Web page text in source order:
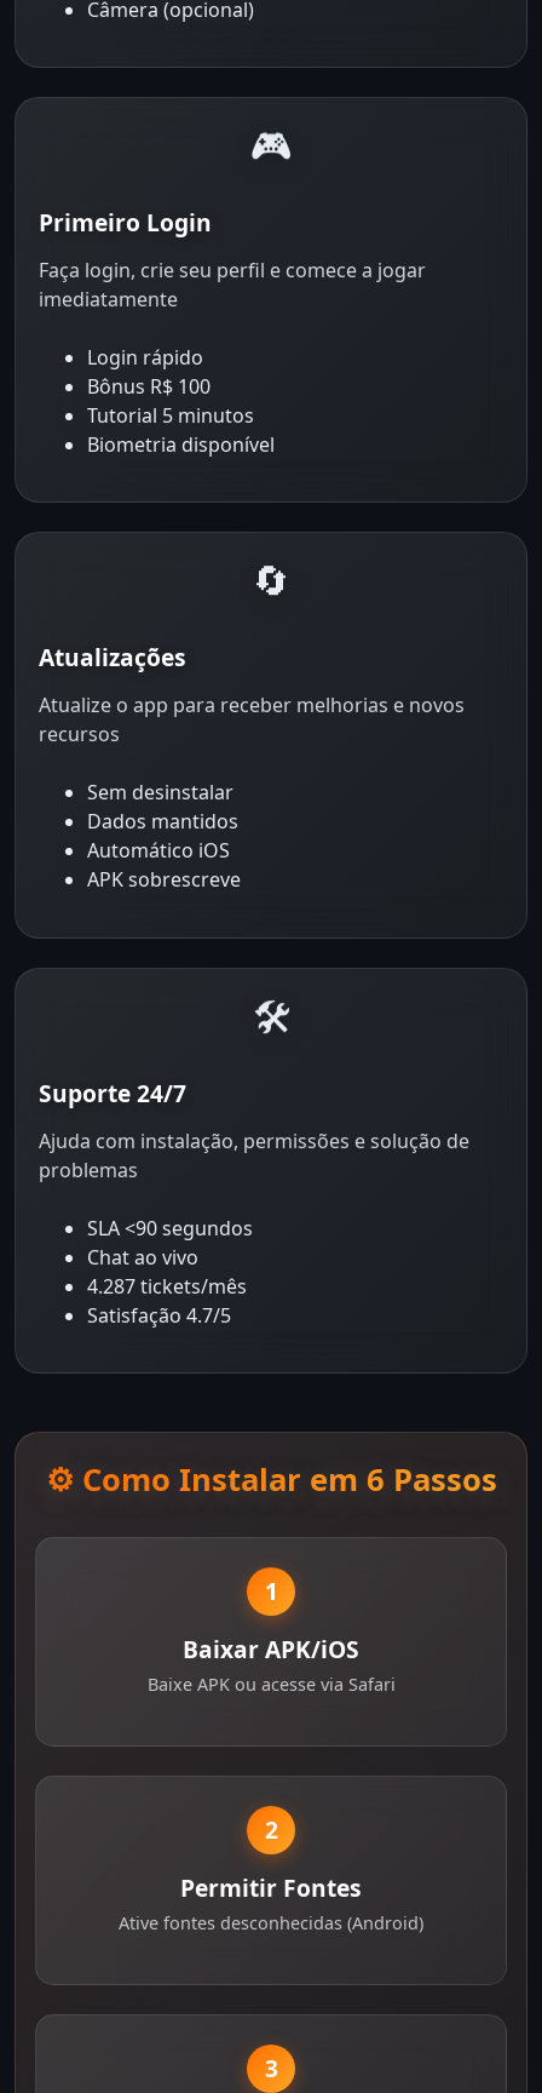
Câmera (opcional)
🎮
Primeiro Login
Faça login, crie seu perfil e comece a jogar
imediatamente
Login rápido
Bônus R$ 100
Tutorial 5 minutos
Biometria disponível
🔄
Atualizações
Atualize o app para receber melhorias e novos
recursos
Sem desinstalar
Dados mantidos
Automático iOS
APK sobrescreve
🛠️
Suporte 24/7
Ajuda com instalação, permissões e solução de
problemas
SLA <90 segundos
Chat ao vivo
4.287 tickets/mês
Satisfação 4.7/5
⚙️ Como Instalar em 6 Passos
1
Baixar APK/iOS
Baixe APK ou acesse via Safari
2
Permitir Fontes
Ative fontes desconhecidas (Android)
3